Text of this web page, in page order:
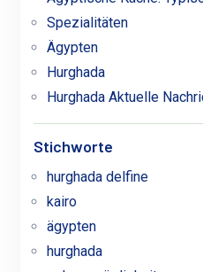
Spezialitäten
Ägypten
Hurghada
Hurghada Aktuelle
Stichworte
hurghada delfine
kairo
ägypten
hurghada